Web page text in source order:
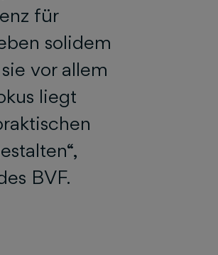
für
solidem
vor allem
liegt
BVF.